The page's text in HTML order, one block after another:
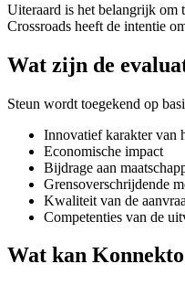
Uiteraard is het belangrijk om
Crossroads heeft de intentie
Wat zijn de
Steun wordt toegekend op
Innovatief karakter van
Economische impact
Bijdrage aan
Grensoverschrijdende
Kwaliteit van de
Competenties van de
Wat kan